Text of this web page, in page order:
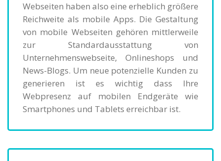
Webseiten haben also eine erheblich größere
Reichweite als mobile Apps. Die Gestaltung
von mobile Webseiten gehören mittlerweile
zur Standardausstattung von
Unternehmenswebseite, Onlineshops und
News-Blogs. Um neue potenzielle Kunden zu
generieren ist es wichtig dass Ihre
Webpresenz auf mobilen Endgeräte wie
Smartphones und Tablets erreichbar ist.